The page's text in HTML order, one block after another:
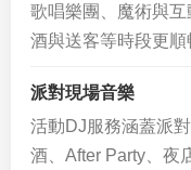
歌唱樂團、魔術與
酒與送客等時段更順
派對現場音樂
活動DJ服務涵蓋派
酒、After Party、夜